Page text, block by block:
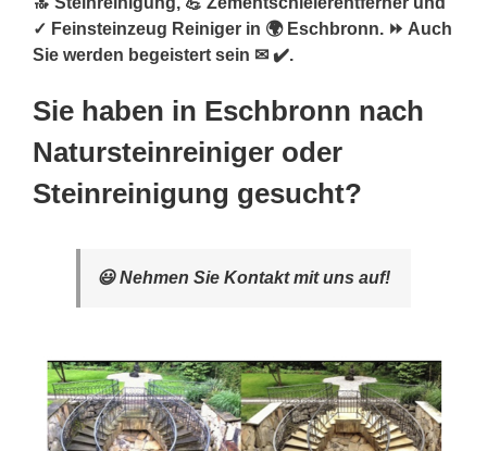
✓ Feinsteinzeug Reiniger in 🌍 Eschbronn. ⏩ Auch
Sie werden begeistert sein ✉ ✔️.
Sie haben in Eschbronn nach
Natursteinreiniger oder
Steinreinigung gesucht?
😃 Nehmen Sie Kontakt mit uns auf!